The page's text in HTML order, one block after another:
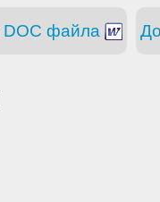
DOC файла